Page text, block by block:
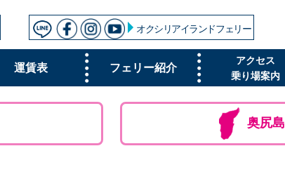
オクシリアイランドフェリー
運賃表 フェリー紹介
アクセス
乗り場案内
奥尻島